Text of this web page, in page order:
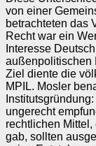
von einer
betrachteten das
Recht war ein
Interesse
außenpolitischen
Ziel diente die
MPIL. Mosler
ungerecht
rechtlichen
gab, sollten